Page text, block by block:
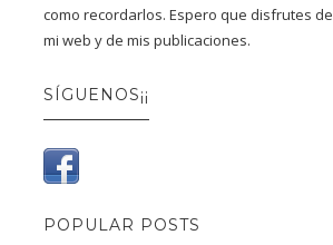
como recordarlos. Espero que disfrutes de
mi web y de mis publicaciones.
SÍGUENOS¡¡
POPULAR POSTS